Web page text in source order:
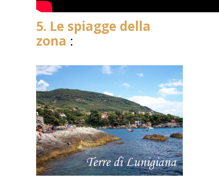
5. Le spiagge della
zona :